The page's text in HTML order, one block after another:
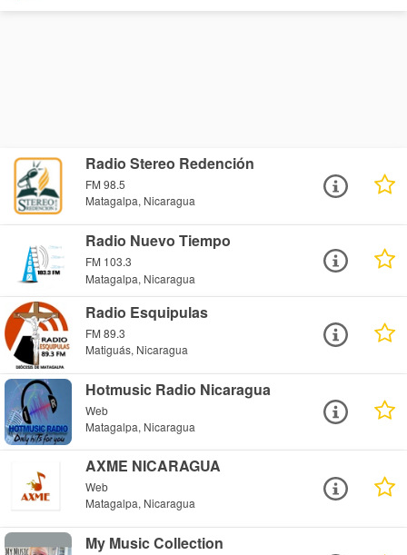
Radio Stereo Redención
FM 98.5
Matagalpa, Nicaragua
Radio Nuevo Tiempo
FM 103.3
Matagalpa, Nicaragua
Radio Esquipulas
FM 89.3
Matiguás, Nicaragua
Hotmusic Radio Nicaragua
Web
Matagalpa, Nicaragua
AXME NICARAGUA
Web
Matagalpa, Nicaragua
My Music Collection